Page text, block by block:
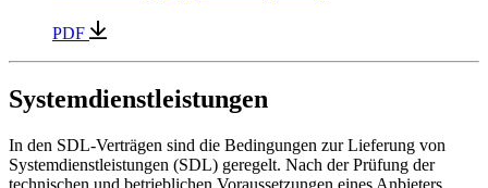
PDF
Systemdienstleistungen
In den SDL-Verträgen sind die Bedingungen zur Lieferung von
Systemdienstleistungen (SDL) geregelt. Nach der Prüfung der
technischen und betrieblichen Voraussetzungen eines Anbieters